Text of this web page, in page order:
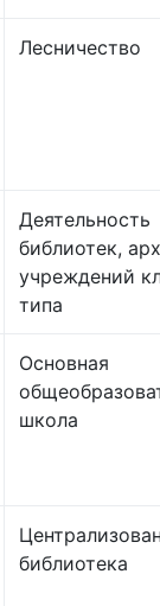
Лесничество
Деятельность
библиотек,
учреждений
типа
Основная
школа
библиотека